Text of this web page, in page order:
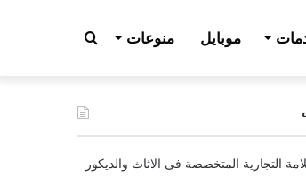
موبايل منوعات بحث
عن
التجارية المتخصصة فى الاثاث والديكور